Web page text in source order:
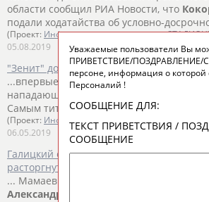
области сообщил РИА Новости, что
подали ходатайства об условно-
(Проект: Информационное агентство СТАДИОН
05.08.2019
"Зенит" досрочно стал чемпионом
...впервые стали чемпионами России, в
нападающий
Самым титулованным...
(Проект: Информационное агентство СТАДИОН
06.05.2019
Галицкий объяснил, почему
расторгнуть контракт с Мамаевым
... Мамаев и футболист санкт-
Александр
Уважаемые пользователи Вы
ПРИВЕТСТВИЕ/ПОЗДРАВЛЕНИЕ/
персоне, информация о
Персоналий !
СООБЩЕНИЕ ДЛЯ:
ТЕКСТ ПРИВЕТСТВИЯ /
СООБЩЕНИЕ